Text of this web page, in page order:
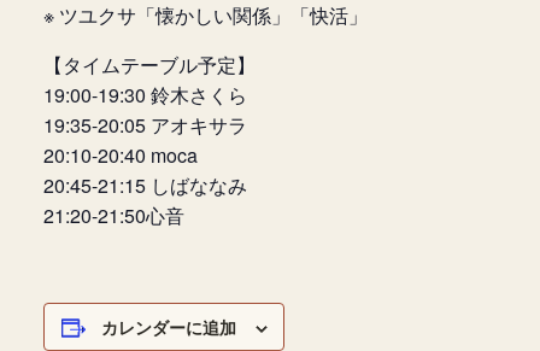
※ ツユクサ「懐かしい関係」「快活」
【タイムテーブル予定】
19:00-19:30 鈴木さくら
19:35-20:05 アオキサラ
20:10-20:40 moca
20:45-21:15 しばななみ
21:20-21:50心音
カレンダーに追加